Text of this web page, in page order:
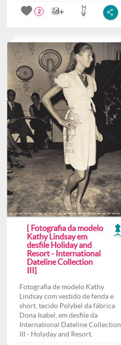
2
[ Fotografia da modelo
Kathy Lindsay em
desfile Holiday and
Resort - International
Dateline Collection
III]
Fotografia de modelo Kathy
Lindsay com vestido de fenda e
short, tecido Polybel da fábrica
Dona Isabel, em desfile da
International Dateline Collection
III - Holyday and Resort.